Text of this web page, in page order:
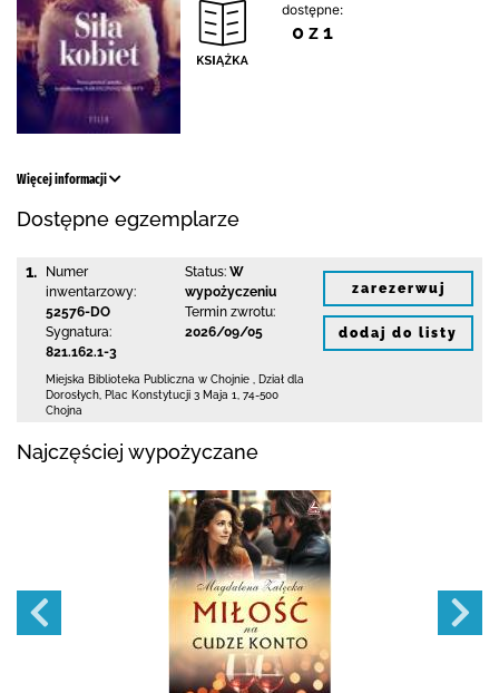
dostępne:
0 z 1
Więcej informacji
Dostępne egzemplarze
1.
Numer
inwentarzowy:
52576-DO
Sygnatura:
821.162.1-3
Status: W
wypożyczeniu
Termin zwrotu:
2026/09/05
Miejska Biblioteka Publiczna w Chojnie
Dział dla
Dorosłych, Plac Konstytucji 3 Maja 1
74-500
Chojna
zarezerwuj
dodaj do listy
Najczęściej wypożyczane